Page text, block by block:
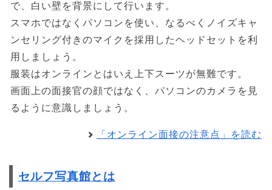
で、白い壁を背景にして行います。
スマホではなくパソコンを使い、なるべくノイズキャ
ンセリング付きのマイクを採用したヘッドセットを利
用しましょう。
服装はオンラインとはいえ上下スーツが無難です。
画面上の面接官の顔ではなく、パソコンのカメラを見
るように意識しましょう。
「オンライン面接の注意点」を読む
セルフ写真館とは